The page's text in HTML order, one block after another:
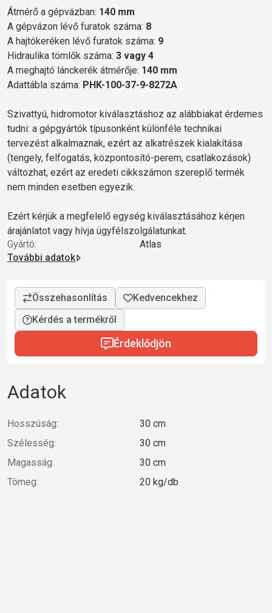
Átmérő a gépvázban: 140 mm
A gépvázon lévő furatok száma: 8
A hajtókeréken lévő furatok száma: 9
Hidraulika tömlők száma: 3 vagy 4
A meghajtó lánckerék átmérője: 140 mm
Adattábla száma: PHK-100-37-9-8272A
Szivattyú, hidromotor kiválasztáshoz az alábbiakat érdemes
tudni: a gépgyártók típusonként különféle technikai
tervezést alkalmaznak, ezért az alkatrészek kialakítása
(tengely, felfogatás, központosító-perem, csatlakozások)
változhat, ezért az eredeti cikkszámon szereplő termék
nem minden esetben egyezik.
Ezért kérjük a megfelelő egység kiválasztásához kérjen
árajánlatot vagy hívja ügyfélszolgálatunkat.
Gyártó:
Atlas
További adatok
Kérdés a termékről
Érdeklődjön
Adatok
Hosszúság:
30 cm
Szélesség:
30 cm
Magasság:
30 cm
Tömeg:
20 kg/db